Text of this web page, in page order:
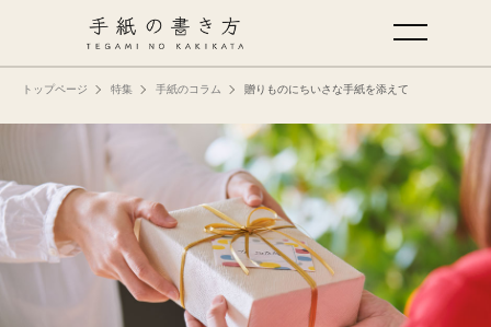
トップページ 特集 手紙のコラム 贈りものにちいさな手紙を添えて
手紙の基本
仕事の手紙の書き方
くらしの文例
仕事の文例